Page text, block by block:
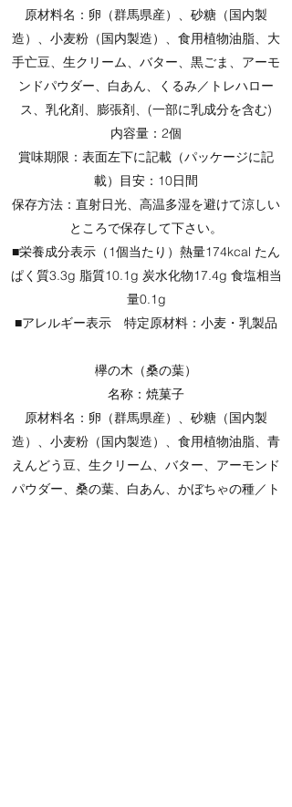
原材料名：卵（群馬県産）、砂糖（国内製
造）、小麦粉（国内製造）、食用植物油脂、大
手亡豆、生クリーム、バター、黒ごま、アーモ
ンドパウダー、白あん、くるみ／トレハロー
ス、乳化剤、膨張剤、(一部に乳成分を含む)
内容量：2個
賞味期限：表面左下に記載（パッケージに記
載）目安：10日間
保存方法：直射日光、高温多湿を避けて涼しい
ところで保存して下さい。
■栄養成分表示（1個当たり）熱量174kcal たん
ぱく質3.3g 脂質10.1g 炭水化物17.4g 食塩相当
量0.1g
■アレルギー表示 特定原材料：小麦・乳製品
欅の木（桑の葉）
名称：焼菓子
原材料名：卵（群馬県産）、砂糖（国内製
造）、小麦粉（国内製造）、食用植物油脂、青
えんどう豆、生クリーム、バター、アーモンド
パウダー、桑の葉、白あん、かぼちゃの種／ト